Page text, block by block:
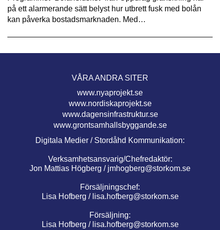
på ett alarmerande sätt belyst hur utbrett fusk med bolån
kan påverka bostadsmarknaden. Med…
VÅRA ANDRA SITER
www.nyaprojekt.se
www.nordiskaprojekt.se
www.dagensinfrastruktur.se
www.grontsamhallsbyggande.se
Digitala Medier / Stordåhd Kommunikation:
Verksamhetsansvarig/Chefredaktör:
Jon Mattias Högberg / jmhogberg@storkom.se
Försäljningschef:
Lisa Hofberg / lisa.hofberg@storkom.se
Försäljning:
Lisa Hofberg / lisa.hofberg@storkom.se